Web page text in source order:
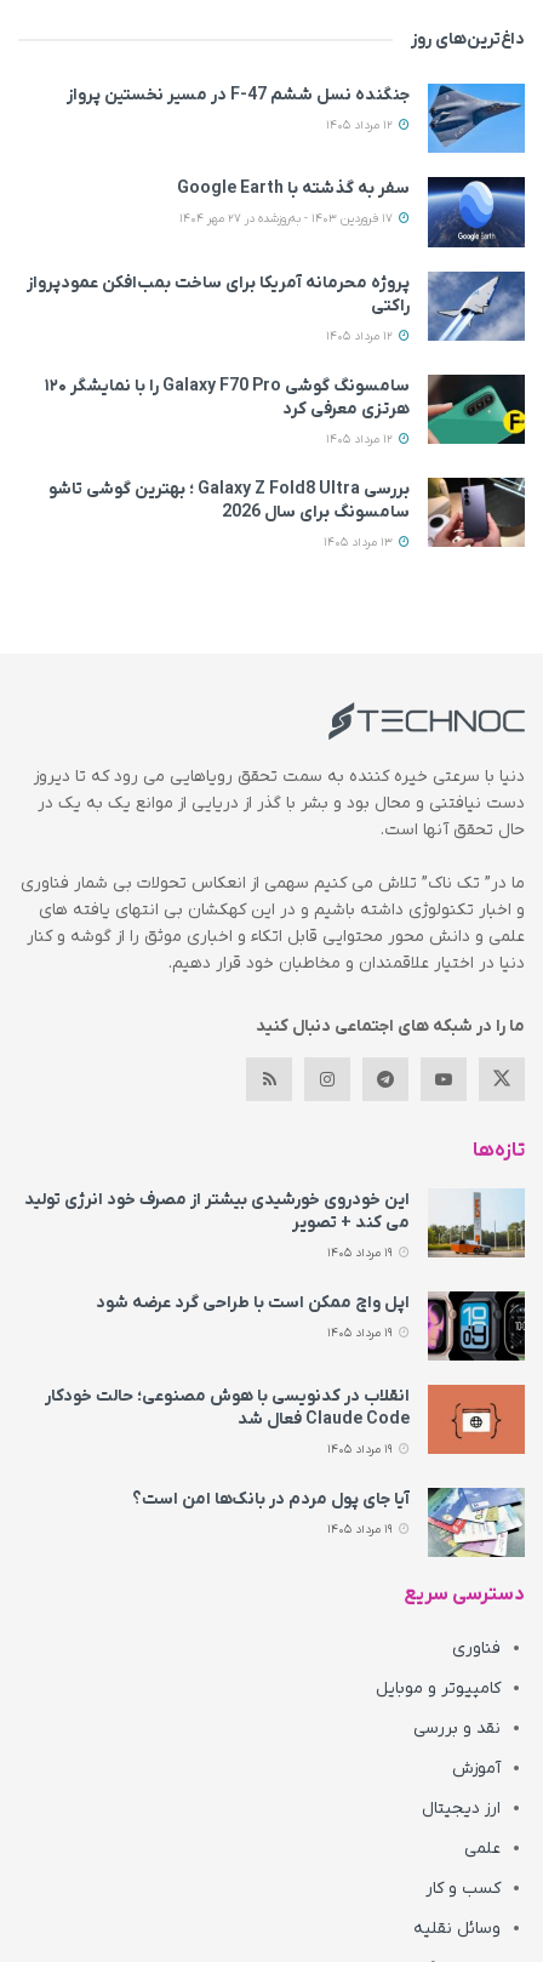
داغ‌ترین‌های روز
جنگنده نسل ششم F-47 در مسیر نخستین پرواز
سفر به گذشته با Google Earth
پروژه محرمانه آمریکا برای ساخت بمب‌افکن عمودپرواز
راکتی
سامسونگ گوشی Galaxy F70 Pro را با نمایشگر ۱۲۰
هرتزی معرفی کرد
بررسی Galaxy Z Fold8 Ultra ؛ بهترین گوشی تاشو
سامسونگ برای سال 2026
دنیا با سرعتی خیره کننده به سمت تحقق رویاهایی می رود که تا دیروز
دست نیافتنی و محال بود و بشر با گذر از دریایی از موانع یک به یک در
حال تحقق آنها است.
ما در” تک ناک” تلاش می کنیم سهمی از انعکاس تحولات بی شمار فناوری
و اخبار تکنولوژی داشته باشیم و در این کهکشان بی انتهای یافته های
علمی و دانش محور محتوایی قابل اتکاء و اخباری موثق را از گوشه و کنار
دنیا در اختیار علاقمندان و مخاطبان خود قرار دهیم.
ما را در شبکه های اجتماعی دنبال کنید
تازه‌ها
این خودروی خورشیدی بیشتر از مصرف خود انرژی تولید
می‌ کند + تصویر
اپل واچ ممکن است با طراحی گرد عرضه شود
انقلاب در کدنویسی با هوش مصنوعی؛ حالت خودکار
Claude Code فعال شد
آیا جای پول مردم در بانک‌ها امن است؟
دسترسی سریع
فناوری
کامپیوتر و موبایل
نقد و بررسی
آموزش
ارز دیجیتال
علمی
کسب و کار
وسائل نقلیه